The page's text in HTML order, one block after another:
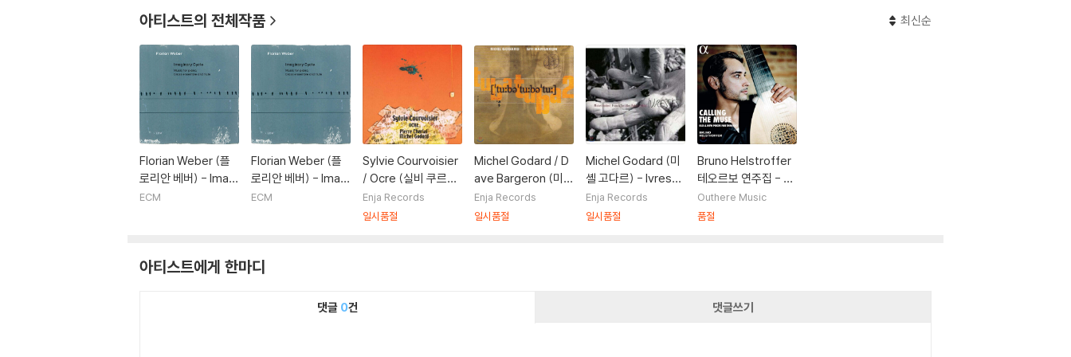
아티스트의 전체작품 최신순
Florian Weber (플
로리안 베버) - Imagi
nary Cycle [2LP]
ECM
Florian Weber (플
로리안 베버) - Imagi
nary Cycle
ECM
Sylvie Courvoisier
/ Ocre (실비 쿠르부
아지에 / 오크르) - Y
2K
Enja Records
일시품절
Michel Godard / D
ave Bargeron (미셸
고다르 / 데이브 바르
게른) - TubaTubaT
Enja Records
일시품절
Michel Godard (미
셸 고다르) - Ivresse
s
Enja Records
일시품절
Bruno Helstroffer
테오르보 연주집 - 에
릭 사티: 그노시엔느
(Calling the Muse
Outhere Music
품절
아티스트에게 한마디
댓글 0건 댓글쓰기